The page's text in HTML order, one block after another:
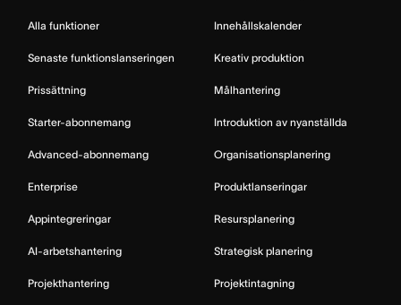
Alla funktioner
Senaste funktionslanseringen
Prissättning
Starter-abonnemang
Advanced-abonnemang
Enterprise
Appintegreringar
AI-arbetshantering
Projekthantering
Innehållskalender
Kreativ produktion
Målhantering
Introduktion av nyanställda
Organisationsplanering
Produktlanseringar
Resursplanering
Strategisk planering
Projektintagning